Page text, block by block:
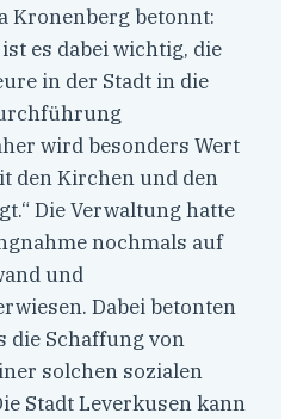
Kronenberg betonnt:
es dabei wichtig, die
in der Stadt in die
wird besonders Wert
den Kirchen und den
Die Verwaltung hatte
nochmals auf
und
Dabei betonten
die Schaffung von
solchen sozialen
Stadt Leverkusen kann